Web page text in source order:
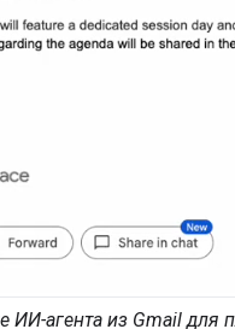
ИИ-агента из Gmail для